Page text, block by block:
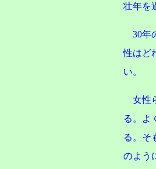
壮年を
30年
性はど
い。
女性
る。よ
る。そ
のよう